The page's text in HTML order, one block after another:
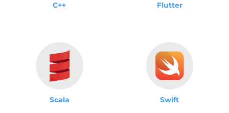
C++ Flutter
Scala Swift